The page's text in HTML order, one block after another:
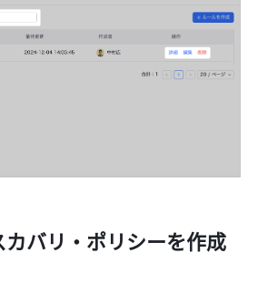
バリ・ポリシーを作成